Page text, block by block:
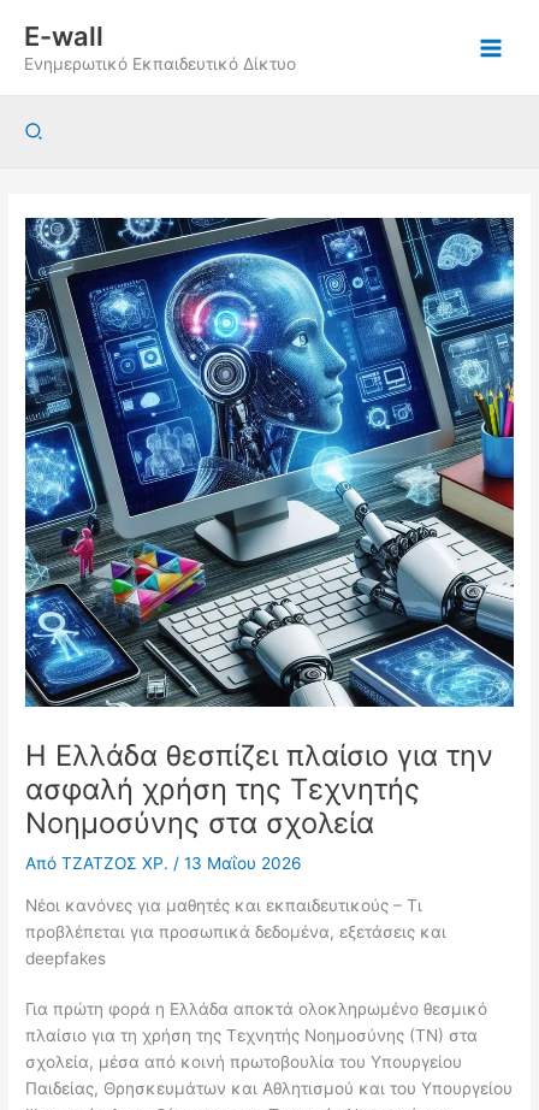
περιεχόμενο
E-wall
Ενημερωτικό Εκπαιδευτικό Δίκτυο
Αναζήτηση
Η Ελλάδα θεσπίζει πλαίσιο για την
ασφαλή χρήση της Τεχνητής
Νοημοσύνης στα σχολεία
ΑπόΤΖΑΤΖΟΣ ΧΡ./13 Μαΐου 2026
Νέοι κανόνες για μαθητές και εκπαιδευτικούς – Τι
προβλέπεται για προσωπικά δεδομένα, εξετάσεις και
deepfakes
Για πρώτη φορά η Ελλάδα αποκτά ολοκληρωμένο θεσμικό
πλαίσιο για τη χρήση της Τεχνητής Νοημοσύνης (ΤΝ) στα
σχολεία, μέσα από κοινή πρωτοβουλία του Υπουργείου
Παιδείας, Θρησκευμάτων και Αθλητισμού και του Υπουργείου